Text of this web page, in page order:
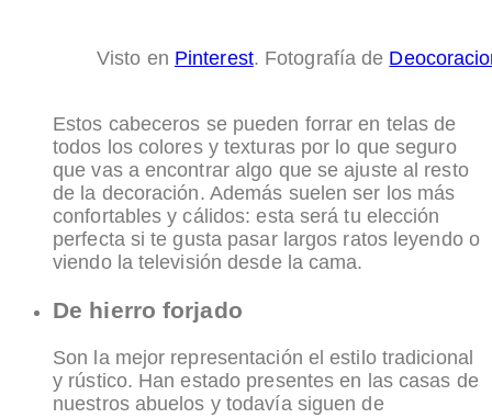
Visto en Pinterest. Fotografía de
Estos cabeceros se pueden forrar en telas de
todos los colores y texturas por lo que seguro
que vas a encontrar algo que se ajuste al resto
de la decoración. Además suelen ser los más
confortables y cálidos: esta será tu elección
perfecta si te gusta pasar largos ratos leyendo o
viendo la televisión desde la cama.
De hierro forjado
Son la mejor representación el estilo tradicional
y rústico. Han estado presentes en las casas de
nuestros abuelos y todavía siguen de